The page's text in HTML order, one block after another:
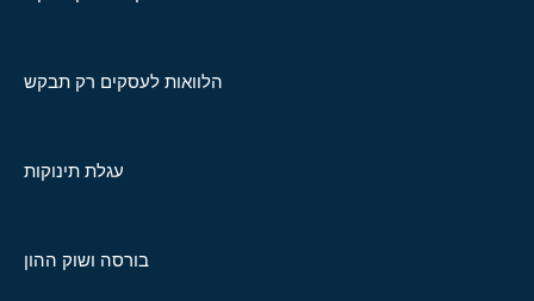
הלוואות לעסקים רק תבקש
עגלת תינוקות
בורסה ושוק ההון